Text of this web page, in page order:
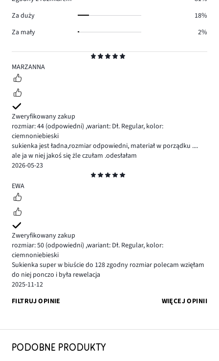
5
MARZANNA
Zweryfikowany zakup
rozmiar: 44 (odpowiedni) ,wariant: Dł. Regular, kolor:
ciemnoniebieski
sukienka jest ładna,rozmiar odpowiedni, materiał w porządku ....
ale ja w niej jakoś się żle czułam .odesłałam
2026-05-23
5
EWA
Zweryfikowany zakup
rozmiar: 50 (odpowiedni) ,wariant: Dł. Regular, kolor:
ciemnoniebieski
Sukienka super w biuście do 128 zgodny rozmiar polecam wzięłam
do niej ponczo i była rewelacja
2025-11-12
FILTRUJ OPINIE
WIĘCEJ OPINII
Za duży
18%
Za mały
2%
PODOBNE PRODUKTY